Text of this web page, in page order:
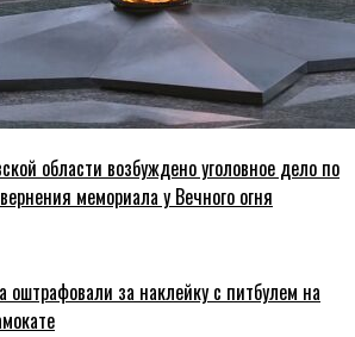
области возбуждено уголовное дело по
мемориала у Вечного огня
оштрафовали за наклейку с питбулем на